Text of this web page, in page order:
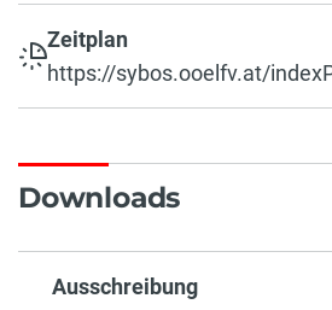
Zeitplan
https://sybos.ooelfv.at/
Downloads
Ausschreibung